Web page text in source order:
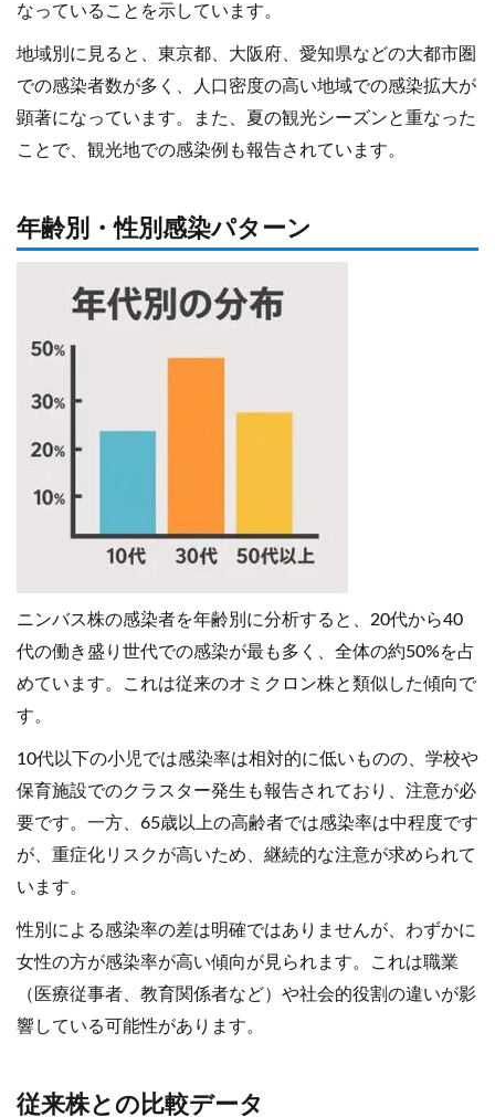
なっていることを示しています。
地域別に見ると、東京都、大阪府、愛知県などの大都市圏
での感染者数が多く、人口密度の高い地域での感染拡大が
顕著になっています。また、夏の観光シーズンと重なった
ことで、観光地での感染例も報告されています。
年齢別・性別感染パターン
ニンバス株の感染者を年齢別に分析すると、20代から40
代の働き盛り世代での感染が最も多く、全体の約50%を占
めています。これは従来のオミクロン株と類似した傾向で
す。
10代以下の小児では感染率は相対的に低いものの、学校や
保育施設でのクラスター発生も報告されており、注意が必
要です。一方、65歳以上の高齢者では感染率は中程度です
が、重症化リスクが高いため、継続的な注意が求められて
います。
性別による感染率の差は明確ではありませんが、わずかに
女性の方が感染率が高い傾向が見られます。これは職業
（医療従事者、教育関係者など）や社会的役割の違いが影
響している可能性があります。
従来株との比較データ